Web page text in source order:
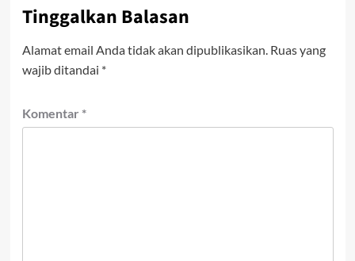
Tinggalkan Balasan
Alamat email Anda tidak akan dipublikasikan. Ruas yang
wajib ditandai *
Komentar *